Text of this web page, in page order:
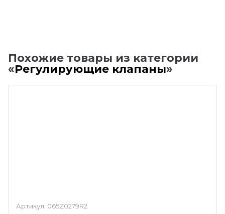
Похожие товары из категории
«Регулирующие клапаны»
Артикул: 065Z0279R2